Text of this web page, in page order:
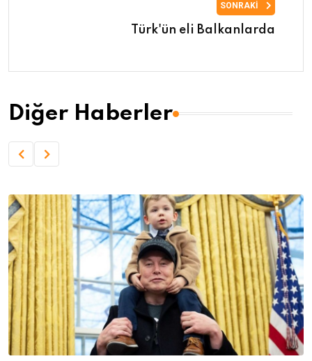
SONRAKI
Türk'ün eli Balkanlarda
Diğer Haberler